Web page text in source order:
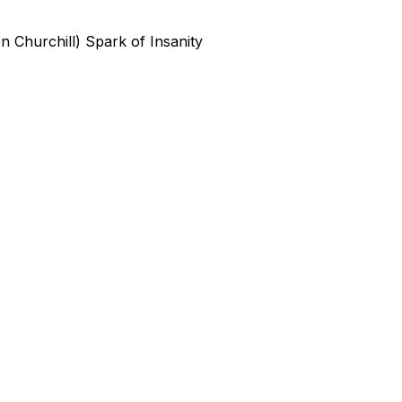
Churchill) Spark of Insanity